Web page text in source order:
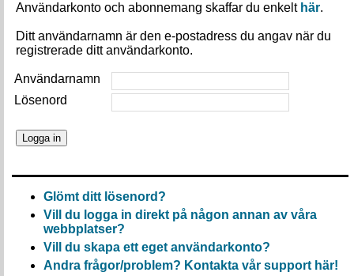
Användarkonto och abonnemang skaffar du enkelt här.
Ditt användarnamn är den e-postadress du angav när du
registrerade ditt användarkonto.
Användarnamn
Lösenord
Glömt ditt lösenord?
Vill du logga in direkt på någon annan av våra
webbplatser?
Vill du skapa ett eget användarkonto?
Andra frågor/problem? Kontakta vår support här!